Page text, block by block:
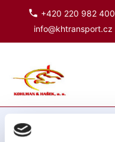
phone +420 220 982 400
info@khtransport.cz